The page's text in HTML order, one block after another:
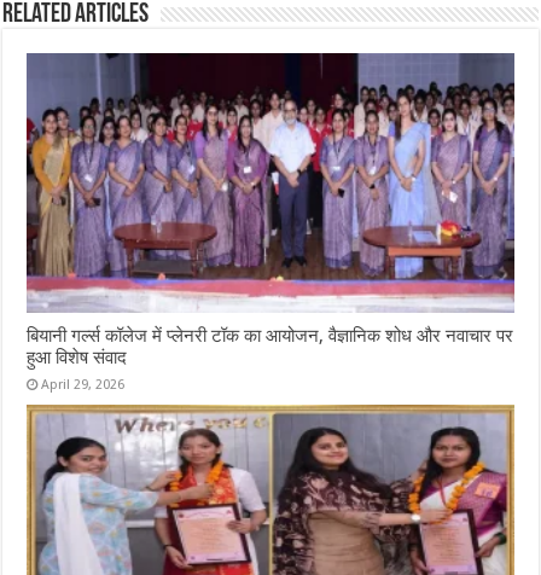
Related Articles
बियानी गर्ल्स कॉलेज में प्लेनरी टॉक का आयोजन, वैज्ञानिक शोध और नवाचार पर
हुआ विशेष संवाद
April 29, 2026